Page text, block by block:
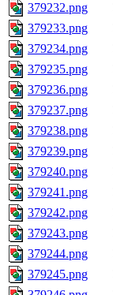
379232.png
379233.png
379234.png
379235.png
379236.png
379237.png
379238.png
379239.png
379240.png
379241.png
379242.png
379243.png
379244.png
379245.png